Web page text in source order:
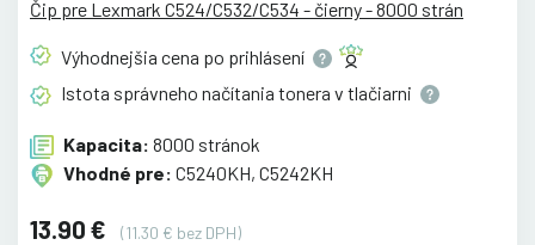
Čip pre Lexmark C524/C532/C534 - čierny - 8000 strán
Výhodnejšia cena po prihlásení
Istota správneho načítania tonera v tlačiarni
Kapacita: 8000 stránok
Vhodné pre: C5240KH, C5242KH
13.90 €
(11.30 € bez DPH)